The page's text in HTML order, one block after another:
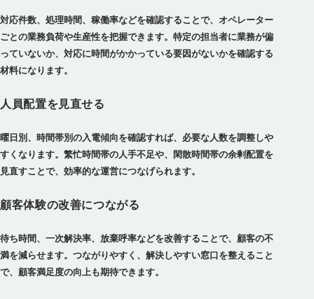
対応件数、処理時間、稼働率などを確認することで、オペレーター
ごとの業務負荷や生産性を把握できます。特定の担当者に業務が偏
っていないか、対応に時間がかかっている要因がないかを確認する
材料になります。
人員配置を見直せる
曜日別、時間帯別の入電傾向を確認すれば、必要な人数を調整しや
すくなります。繁忙時間帯の人手不足や、閑散時間帯の余剰配置を
見直すことで、効率的な運営につなげられます。
顧客体験の改善につながる
待ち時間、一次解決率、放棄呼率などを改善することで、顧客の不
満を減らせます。つながりやすく、解決しやすい窓口を整えること
で、顧客満足度の向上も期待できます。